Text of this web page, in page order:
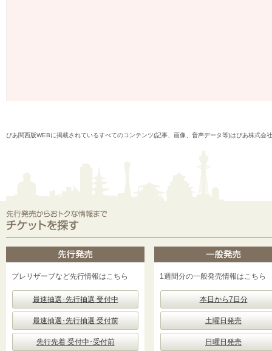
ぴあ関西版WEBに掲載されているすべてのコンテンツ(記事、画像、音声データ等)はぴあ株式会
プレリザーブなど先行情報はこちら
最速抽選･先行抽選 受付中
最速抽選･先行抽選 受付前
先行先着 受付中･受付前
1週間分の一般発売情報はこちら
本日から7日分
土曜日発売
日曜日発売